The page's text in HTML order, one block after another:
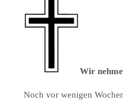
Wir
Noch vor wenigen